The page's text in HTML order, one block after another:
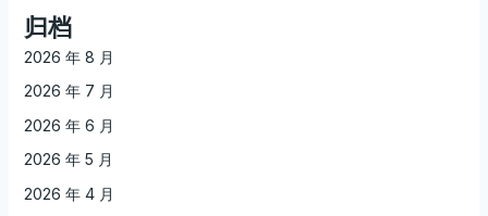
归档
2026 年 8 月
2026 年 7 月
2026 年 6 月
2026 年 5 月
2026 年 4 月